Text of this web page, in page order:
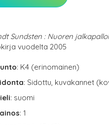
Sundsten : Nuoren
vuodelta 2005
: K4 (erinomainen)
: Sidottu, kuvakannet
: suomi
: 1